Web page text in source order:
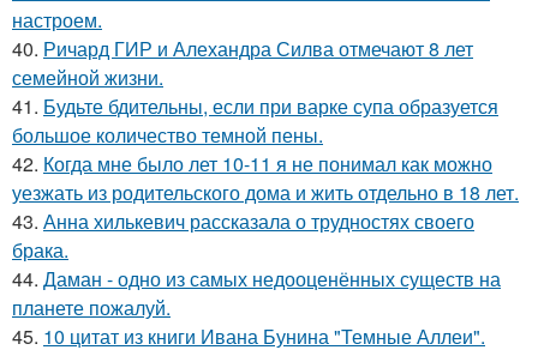
настроем.
40. Ричард ГИР и Алехандра Силва отмечают 8 лет
семейной жизни.
41. Будьте бдительны, если при варке супа образуется
большое количество темной пены.
42. Когда мне было лет 10-11 я не понимал как можно
уезжать из родительского дома и жить отдельно в 18 лет.
43. Анна хилькевич рассказала о трудностях своего
брака.
44. Даман - одно из самых недооценённых существ на
планете пожалуй.
45. 10 цитат из книги Ивана Бунина "Темные Аллеи".